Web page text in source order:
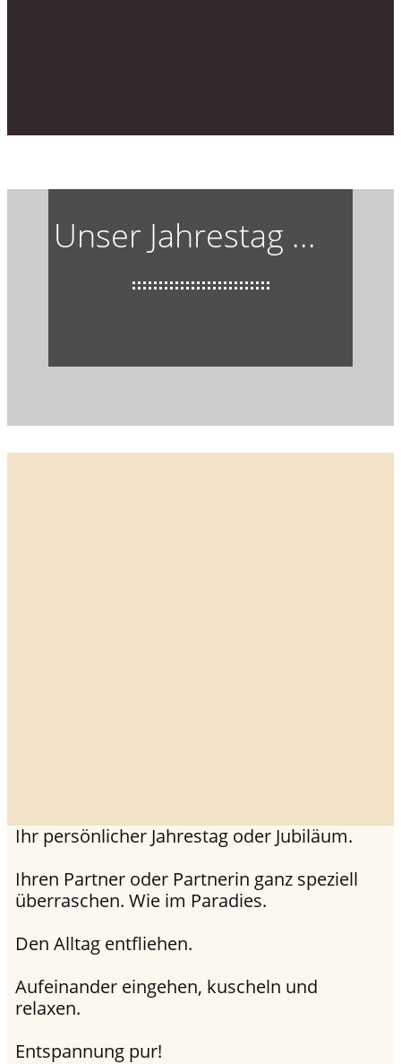
Unser Jahrestag ...
Ihr persönlicher Jahrestag oder Jubiläum.
Ihren Partner oder Partnerin ganz speziell
überraschen. Wie im Paradies.
Den Alltag entfliehen.
Aufeinander eingehen, kuscheln und
relaxen.
Entspannung pur!